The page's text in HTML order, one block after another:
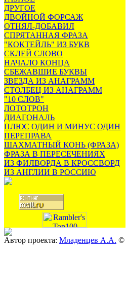
ДРУГОЕ
ДВОЙНОЙ ФОРСАЖ
ОТНЯЛ-ДОБАВИЛ
СПРЯТАННАЯ ФРАЗА
"КОКТЕЙЛЬ" ИЗ БУКВ
СКЛЕЙ СЛОВО
НАЧАЛО КОНЦА
СБЕЖАВШИЕ БУКВЫ
ЗВЕЗДА ИЗ АНАГРАММ
СТОЛБЕЦ ИЗ АНАГРАММ
"10 СЛОВ"
ЛОТОТРОН
ДИАГОНАЛЬ
ПЛЮС ОДИН И МИНУС ОДИН
ПЕРЕПРАВА
ШАХМАТНЫЙ КОНЬ (ФРАЗА)
ФРАЗА В ПЕРЕСЕЧЕНИЯХ
ИЗ ФИЛВОРДА В КРОССВОРД
ИЗ АНГЛИИ В РОССИЮ
Автор проекта: Младенцев А.А. ©